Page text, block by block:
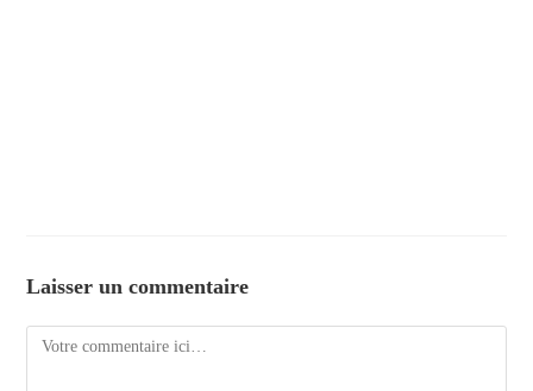
Laisser un commentaire